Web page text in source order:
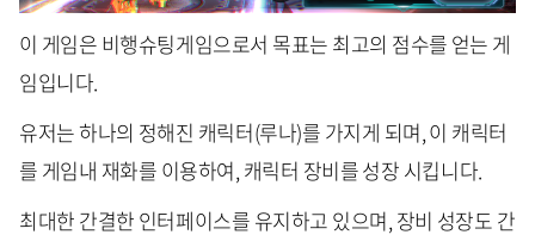
이 게임은 비행슈팅게임으로서 목표는 최고의 점수를 얻는 게
임입니다.
유저는 하나의 정해진 캐릭터(루나)를 가지게 되며, 이 캐릭터
를 게임내 재화를 이용하여, 캐릭터 장비를 성장 시킵니다.
최대한 간결한 인터페이스를 유지하고 있으며, 장비 성장도 간